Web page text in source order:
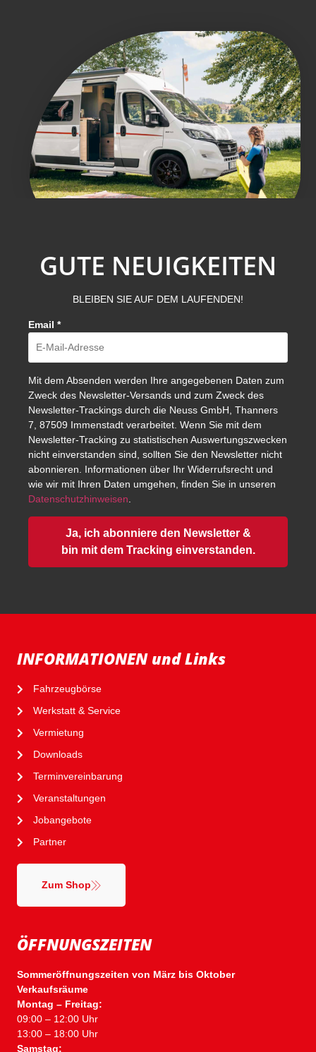
GUTE NEUIGKEITEN
BLEIBEN SIE AUF DEM LAUFENDEN!
Email *
Mit dem Absenden werden Ihre angegebenen Daten zum
Zweck des Newsletter-Versands und zum Zweck des
Newsletter-Trackings durch die Neuss GmbH, Thanners
7, 87509 Immenstadt verarbeitet. Wenn Sie mit dem
Newsletter-Tracking zu statistischen Auswertungszwecken
nicht einverstanden sind, sollten Sie den Newsletter nicht
abonnieren. Informationen über Ihr Widerrufsrecht und
wie wir mit Ihren Daten umgehen, finden Sie in unseren
Datenschutzhinweisen
Ja, ich abonniere den Newsletter &
bin mit dem Tracking einverstanden.
ÖFFNUNGSZEITEN
Sommeröffnungszeiten von März bis Oktober
Verkaufsräume
Montag – Freitag:
09:00 – 12:00 Uhr
13:00 – 18:00 Uhr
Samstag:
INFORMATIONEN und Links
Fahrzeugbörse
Werkstatt & Service
Vermietung
Downloads
Terminvereinbarung
Veranstaltungen
Jobangebote
Partner
Zum Shop